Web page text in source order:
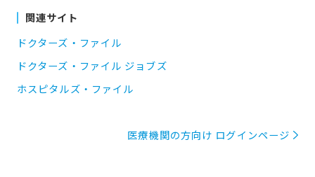
関連サイト
ドクターズ・ファイル
ドクターズ・ファイル ジョブズ
ホスピタルズ・ファイル
医療機関の方向け ログインページ